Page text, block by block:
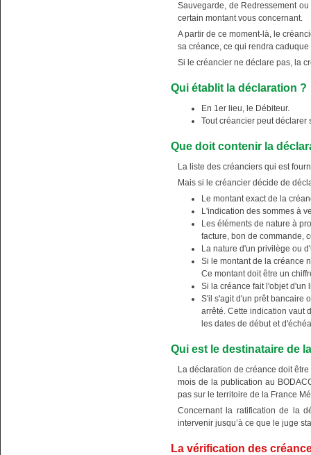
Sauvegarde, de Redressement
certain montant vous concernant.
A partir de ce moment-là, le
sa créance, ce qui rendra
Si le créancier ne déclare pas, la
Qui établit la déclaration ?
En 1er lieu, le Débiteur.
Tout créancier peut déclarer
Que doit contenir la
La liste des créanciers qui est
Mais si le créancier décide de
Le montant exact de la
L'indication des sommes à
Les éléments de nature à
facture, bon de commande,
La nature d'un privilège ou
Si le montant de la créance
Ce montant doit être un
Si la créance fait l'objet d'un
S'il s'agit d'un prêt bancaire
arrêté. Cette indication vaut
les dates de début et
Qui est le destinataire de
La déclaration de créance doit
mois de la publication au
pas sur le territoire de la France
Concernant la ratification de la
intervenir jusqu’à ce que le juge
La vérification des